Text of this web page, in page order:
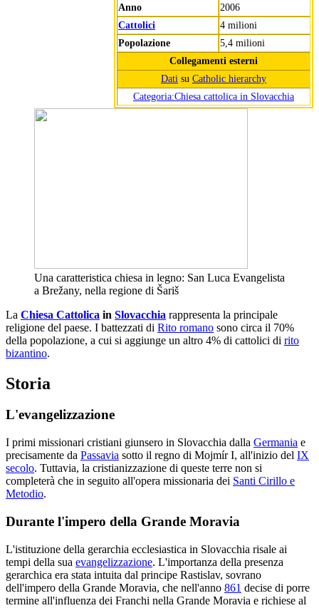
Anno
2006
Cattolici
4 milioni
Popolazione
5,4 milioni
Collegamenti esterni
Dati su Catholic hierarchy
Categoria:Chiesa cattolica in Slovacchia
Una caratteristica chiesa in legno: San Luca Evangelista
a Brežany, nella regione di Šariš
La Chiesa Cattolica in Slovacchia rappresenta la principale
religione del paese. I battezzati di Rito romano sono circa il 70%
della popolazione, a cui si aggiunge un altro 4% di cattolici di rito
bizantino.
Storia
L'evangelizzazione
I primi missionari cristiani giunsero in Slovacchia dalla Germania e
precisamente da Passavia sotto il regno di Mojmír I, all'inizio del IX
secolo. Tuttavia, la cristianizzazione di queste terre non si
completerà che in seguito all'opera missionaria dei Santi Cirillo e
Metodio.
Durante l'impero della Grande Moravia
L'istituzione della gerarchia ecclesiastica in Slovacchia risale ai
tempi della sua evangelizzazione. L'importanza della presenza
gerarchica era stata intuita dal principe Rastislav, sovrano
dell'impero della Grande Moravia, che nell'anno 861 decise di porre
termine all'influenza dei Franchi nella Grande Moravia e richiese al